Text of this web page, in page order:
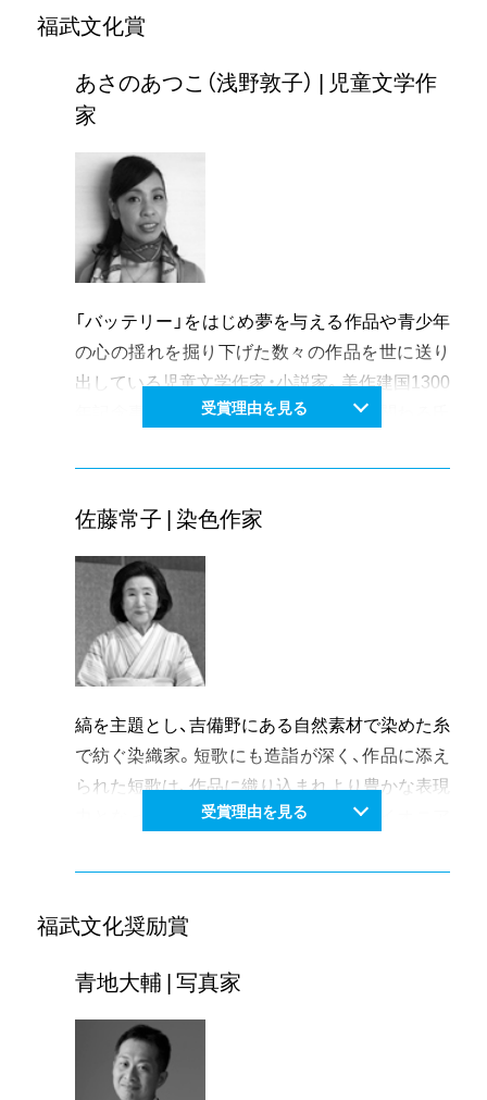
担うまでに成長し、今後も更なる意欲的、継続的
な活動が期待される。
福武文化賞
あさのあつこ（浅野敦子） | 児童文学作
家
「バッテリー」をはじめ夢を与える作品や青少年
の心の揺れを掘り下げた数々の作品を世に送り
出している児童文学作家・小説家。美作建国1300
年記念事業など地域振興にも積極的に関わる氏
振興に寄与した功績は誠に顕著で、各方面から賞
讃されている。
受賞理由を見る
佐藤常子 | 染色作家
縞を主題とし、吉備野にある自然素材で染めた糸
で紡ぐ染織家。短歌にも造詣が深く、作品に添え
られた短歌は、作品に織り込まれより豊かな表現
力となっている。岡山県の染色界のパイオニア
追求する姿勢は高い評価を得、今もなおも精力的
れている。
受賞理由を見る
福武文化奨励賞
青地大輔 | 写真家